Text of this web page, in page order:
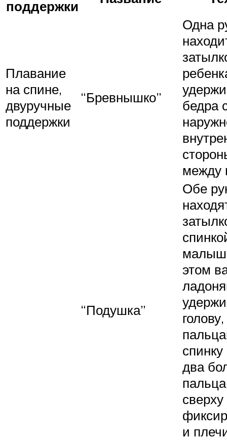
поддержки
Плавание
на спине,
двуручные
поддержки
“Бревнышко”
Одна
бедра
между
“Подушка”
Обе
этом
два
и